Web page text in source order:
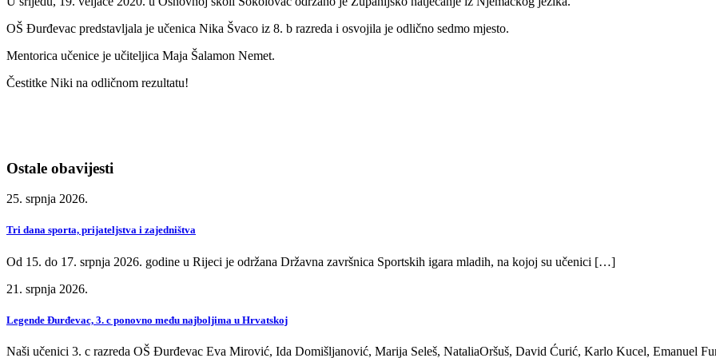
OŠ Đurđevac predstavljala je učenica Nika Švaco iz 8. b razreda i osvojila je odlično sedmo mjesto.
Mentorica učenice je učiteljica Maja Šalamon Nemet.
Čestitke Niki na odličnom rezultatu!
Ostale obavijesti
25. srpnja 2026.
Tri dana sporta, prijateljstva i zajedništva
Od 15. do 17. srpnja 2026. godine u Rijeci je održana Državna završnica Sportskih igara mladih, na kojoj su učenici […]
21. srpnja 2026.
Legende Đurđevac, 3. c ponovno među najboljima u Hrvatskoj
Naši učenici 3. c razreda OŠ Đurđevac Eva Mirović, Ida Domišljanović, Marija Seleš, NataliaOršuš, David Ćurić, Karlo Kucel, Emanuel